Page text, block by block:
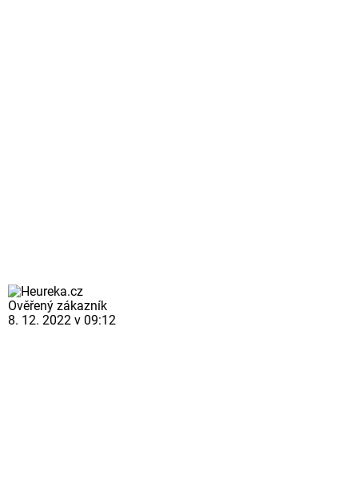
Ověřený zákazník
8. 12. 2022 v 09:12